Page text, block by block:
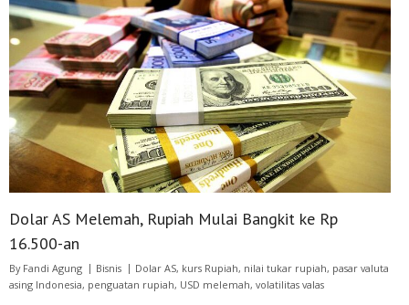
Dolar AS Melemah, Rupiah Mulai Bangkit ke Rp
16.500-an
By Fandi Agung Bisnis Dolar AS, kurs Rupiah, nilai tukar rupiah, pasar valuta
asing Indonesia, penguatan rupiah, USD melemah, volatilitas valas